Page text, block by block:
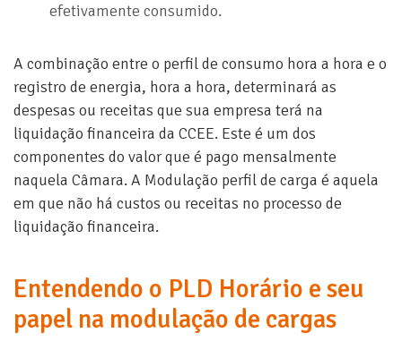
efetivamente consumido.
A combinação entre o perfil de consumo hora a hora e o
registro de energia, hora a hora, determinará as
despesas ou receitas que sua empresa terá na
liquidação financeira da CCEE. Este é um dos
componentes do valor que é pago mensalmente
naquela Câmara. A Modulação perfil de carga é aquela
em que não há custos ou receitas no processo de
liquidação financeira.
Entendendo o PLD Horário e seu
papel na modulação de cargas